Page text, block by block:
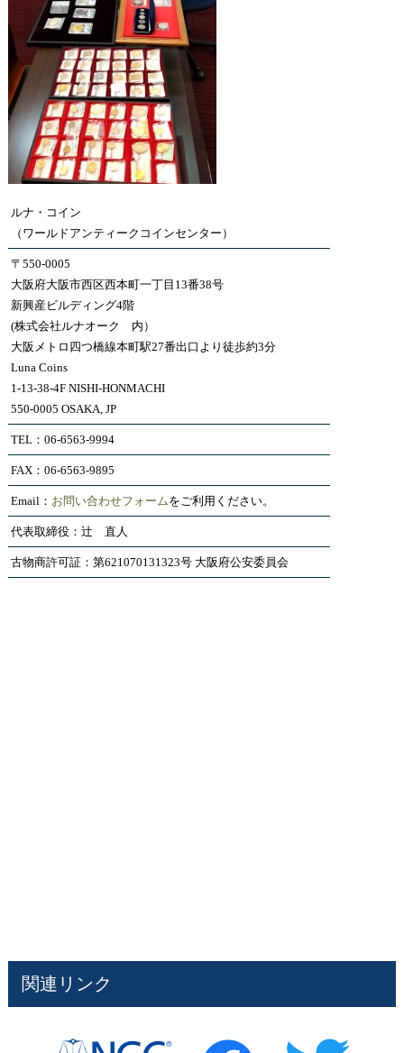
ルナ・コイン
（ワールドアンティークコインセンター）
〒550-0005
大阪府大阪市西区西本町一丁目13番38号
新興産ビルディング4階
(株式会社ルナオーク 内）
大阪メトロ四つ橋線本町駅27番出口より徒歩約3分
Luna Coins
1-13-38-4F NISHI-HONMACHI
550-0005 OSAKA, JP
TEL：06-6563-9994
FAX：06-6563-9895
Email： お問い合わせフォームをご利用ください。
代表取締役：辻 直人
古物商許可証：第621070131323号 大阪府公安委員会
関連リンク